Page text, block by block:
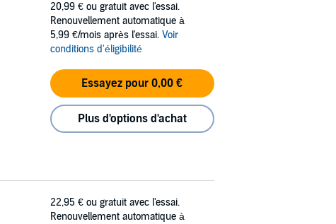
20,99 € ou gratuit avec l'essai.
Renouvellement automatique à
5,99 €/mois après l'essai. Voir
conditions d'éligibilité
Essayez pour 0,00 €
Plus d'options d'achat
22,95 € ou gratuit avec l'essai.
Renouvellement automatique à